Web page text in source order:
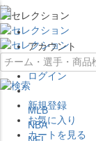
×
アカウント
ログイン
新規登録
お気に入り
カートを見る
MLB
NBA